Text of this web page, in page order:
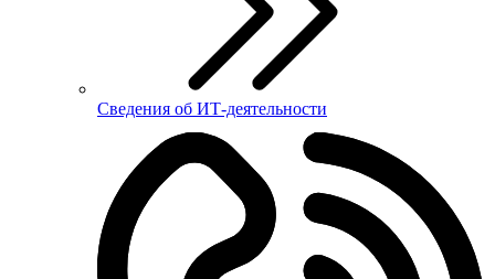
Сведения об ИТ-деятельности